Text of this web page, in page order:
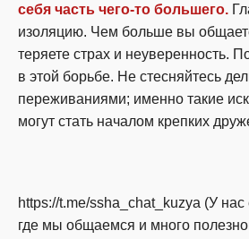
себя часть чего-то большего.
изоляцию. Чем больше вы
теряете страх и неуверенность.
в этой борьбе. Не стесняйтесь
переживаниями; именно такие
могут стать началом крепких
https://t.me/ssha_chat_kuzya (У
где мы общаемся и много